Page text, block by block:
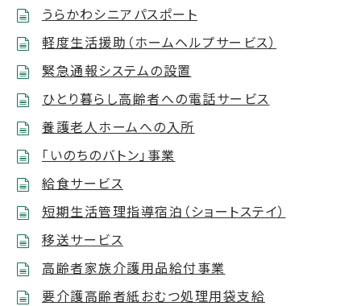
うらかわシニアパスポート
軽度生活援助（ホームヘルプサービス）
緊急通報システムの設置
ひとり暮らし高齢者への電話サービス
養護老人ホームへの入所
「いのちのバトン」事業
給食サービス
短期生活管理指導宿泊（ショートステイ）
移送サービス
高齢者家族介護用品給付事業
要介護高齢者紙おむつ処理用袋支給